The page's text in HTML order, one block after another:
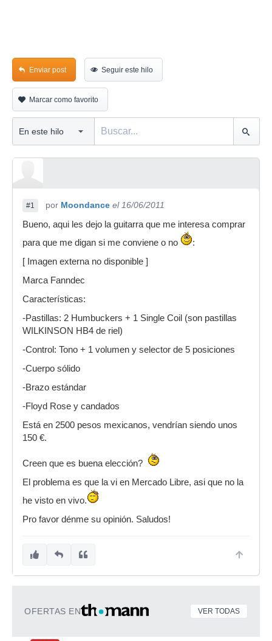
Enviar post Seguir este hilo
Marcar como favorito
#1 por Moondance el 16/06/2011
Bueno, aqui les dejo la guitarra que me interesa comprar
para que me digan si me conviene o no
:
[ Imagen externa no disponible ]
Marca Fanndec
Características:
-Pastillas: 2 Humbuckers + 1 Single Coil (son pastillas
WILKINSON HB4 de riel)
-Control: Tono + 1 volumen y selector de 5 posiciones
-Cuerpo sólido
-Brazo estándar
-Floyd Rose y candados
Está en 2500 pesos mexicanos, vendrían siendo unos
150 €.
Creen que es buena elección?
El problema es que la vi en Mercado Libre, asi que no la
he visto en vivo.
Pro favor dénme su opinión. Saludos!
OFERTAS EN VER TODAS